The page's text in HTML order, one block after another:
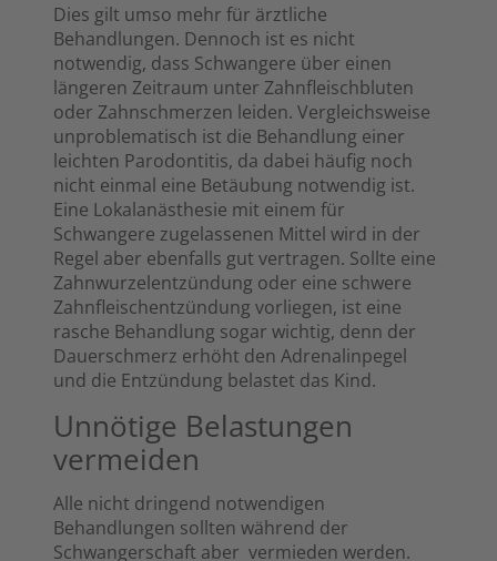
Dies gilt umso mehr für ärztliche
Behandlungen. Dennoch ist es nicht
notwendig, dass Schwangere über einen
längeren Zeitraum unter Zahnfleischbluten
oder Zahnschmerzen leiden. Vergleichsweise
unproblematisch ist die Behandlung einer
leichten Parodontitis, da dabei häufig noch
nicht einmal eine Betäubung notwendig ist.
Eine Lokalanästhesie mit einem für
Schwangere zugelassenen Mittel wird in der
Regel aber ebenfalls gut vertragen. Sollte eine
Zahnwurzelentzündung oder eine schwere
Zahnfleischentzündung vorliegen, ist eine
rasche Behandlung sogar wichtig, denn der
Dauerschmerz erhöht den Adrenalinpegel
und die Entzündung belastet das Kind.
Unnötige Belastungen
vermeiden
Alle nicht dringend notwendigen
Behandlungen sollten während der
Schwangerschaft aber vermieden werden.